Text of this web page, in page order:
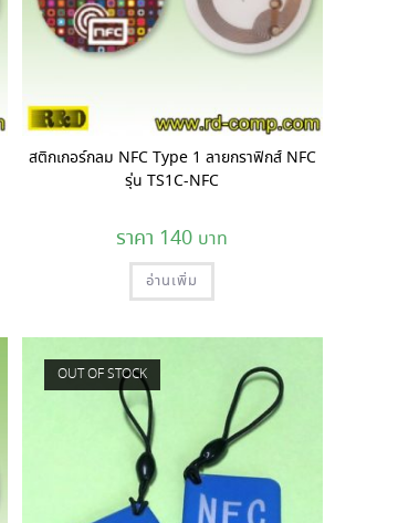
สติกเกอร์กลม NFC Type 1 ลายกราฟิกส์ NFC
รุ่น TS1C-NFC
140
อ่านเพิ่ม
OUT OF STOCK